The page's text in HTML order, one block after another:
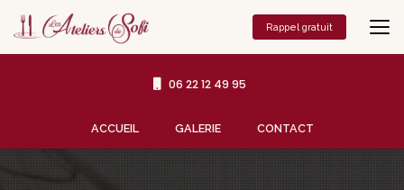
contenu
principal
06 22 12 49 95
ACCUEIL GALERIE CONTACT
Rappel gratuit